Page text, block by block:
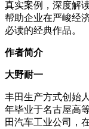
真实案例，深度解
帮助企业在严峻经
必读的经典作品。
作者简介
大野耐一
丰田生产方式创始
年毕业于名古屋高
田汽车工业公司，